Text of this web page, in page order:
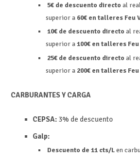
5€ de descuento directo al
superior a 60€ en talleres Feu
10€ de descuento directo al
superior a100€ en talleres
25€ de descuento directo al
superior a 200€ en talleres
CARBURANTES Y CARGA
CEPSA:3% de descuento
Galp:
Descuento de 11 cts/Len